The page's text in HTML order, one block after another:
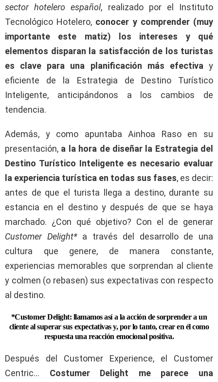
sector hotelero español, realizado por el Instituto
Tecnológico Hotelero, conocer y comprender (muy
importante este matiz) los intereses y qué
elementos disparan la satisfacción de los turistas
es clave para una planificación más efectiva y
eficiente de la Estrategia de Destino Turístico
Inteligente, anticipándonos a los cambios de
tendencia.
Además, y como apuntaba Ainhoa Raso en su
presentación, a la hora de diseñar la Estrategia del
Destino Turístico Inteligente es necesario evaluar
la experiencia turística en todas sus fases, es decir:
antes de que el turista llega a destino, durante su
estancia en el destino y después de que se haya
marchado. ¿Con qué objetivo? Con el de generar
Customer Delight*a través del desarrollo de una
cultura que genere, de manera constante,
experiencias memorables que sorprendan al cliente
y colmen (o rebasen) sus expectativas con respecto
al destino.
*Customer Delight: llamamos así a la acción de sorprender a un
cliente al superar sus expectativas y, por lo tanto, crear en él como
respuesta una reacción emocional positiva.
Después del Customer Experience, el Customer
Centric… Costumer Delight me parece una